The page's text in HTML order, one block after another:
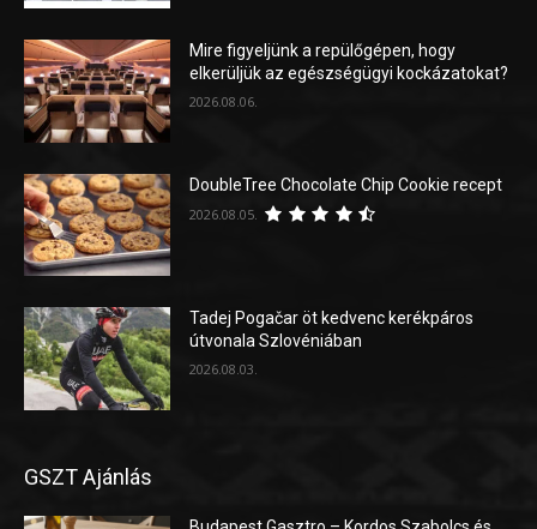
Mire figyeljünk a repülőgépen, hogy
elkerüljük az egészségügyi kockázatokat?
2026.08.06.
DoubleTree Chocolate Chip Cookie recept
2026.08.05.
Tadej Pogačar öt kedvenc kerékpáros
útvonala Szlovéniában
2026.08.03.
GSZT Ajánlás